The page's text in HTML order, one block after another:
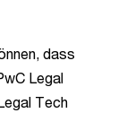
dass
Legal
Tech